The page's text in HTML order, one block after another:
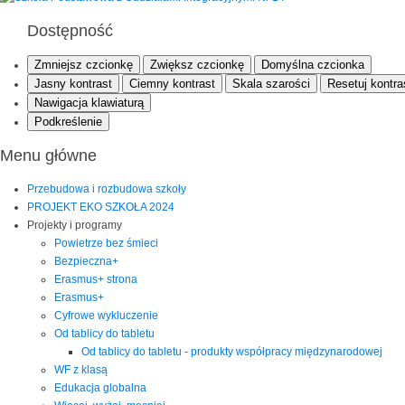
Dostępność
Zmniejsz czcionkę Zwiększ czcionkę
Domyślna czcionka
Jasny kontrast
Ciemny kontrast Skala szarości
Resetuj
Nawigacja klawiaturą
Podkreślenie
Menu główne
Przebudowa i rozbudowa szkoły
PROJEKT EKO SZKOŁA 2024
Projekty i programy
Powietrze bez śmieci
Bezpieczna+
Erasmus+ strona
Erasmus+
Cyfrowe wykluczenie
Od tablicy do tabletu
Od tablicy do tabletu - produkty współpracy międzynarodowej
WF z klasą
Edukacja globalna